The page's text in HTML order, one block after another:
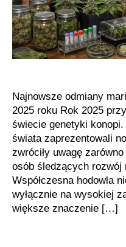
Najnowsze odmiany
2025 roku Rok 2025
świecie genetyki
świata zaprezentowali
zwróciły uwagę
osób śledzących rozwój
Współczesna hodowla
wyłącznie na wysokiej
większe znaczenie […]